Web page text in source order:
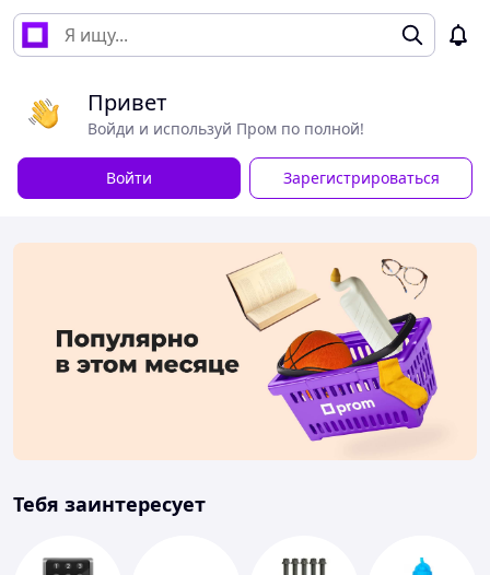
Привет
Войди и используй Пром по полной!
Войти Зарегистрироваться
Тебя заинтересует